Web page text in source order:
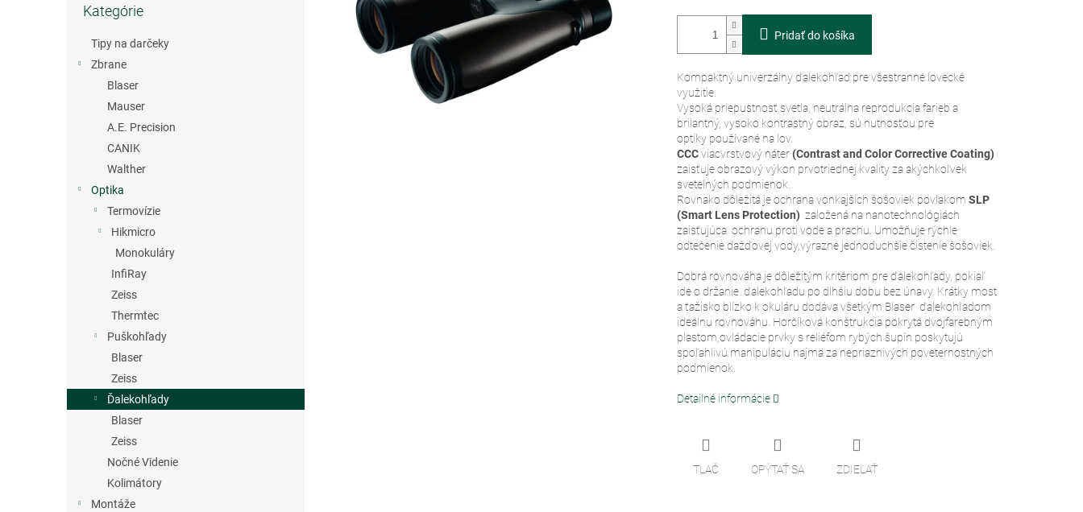
kategórie
Kategórie
Tipy na darčeky
Zbrane
Blaser
Mauser
A.E. Precision
CANIK
Walther
Optika
Termovízie
Hikmicro
Monokuláry
InfiRay
Zeiss
Thermtec
Puškohľady
Blaser
Zeiss
Ďalekohľady
Blaser
Zeiss
Nočné Videnie
Kolimátory
Montáže
Pridať do košíka
Kompaktný univerzálny ďalekohľad pre všestranné lovecké
využitie.
Vysoká priepustnosť svetla, neutrálna reprodukcia farieb a
brilantný, vysoko kontrastný obraz, sú nutnosťou pre
optiky používané na lov.
CCCviacvrstvový náter(Contrast and Color Corrective Coating)
zaisťuje obrazový výkon prvotriednej kvality za akýchkoľvek
svetelných podmienok.
Rovnako dôležitá je ochrana vonkajších šošoviek povlakom SLP
(Smart Lens Protection) založená na nanotechnológiách
zaisťujúca ochranu proti vode a prachu. Umožňuje rýchle
odtečenie dažďovej vody,výrazne jednoduchšie čistenie šošoviek.
Dobrá rovnováha je dôležitým kritériom pre ďalekohľady, pokiaľ
ide o držanie ďalekohľadu po dlhšiu dobu bez únavy. Krátky most
a ťažisko blízko k okuláru dodáva všetkým Blaser ďalekohľadom
ideálnu rovnováhu. Horčíková konštrukcia pokrytá dvojfarebným
plastom,ovládacie prvky s reliéfom rybých šupín poskytujú
spoľahlivú manipuláciu najmä za nepriaznivých poveternostných
podmienok.
Detailné informácie
TLAČ OPÝTAŤ SA ZDIEĽAŤ